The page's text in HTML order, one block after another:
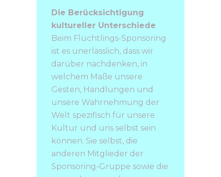
Die Berücksichtigung
kultureller Unterschiede
Beim Flüchtlings-Sponsoring
ist es unerlässlich, dass wir
darüber nachdenken, in
welchem Maße unsere
Gesten, Handlungen und
unsere Wahrnehmung der
Welt spezifisch für unsere
Kultur und uns selbst sein
können. Sie selbst, die
anderen Mitglieder der
Sponsoring-Gruppe sowie die